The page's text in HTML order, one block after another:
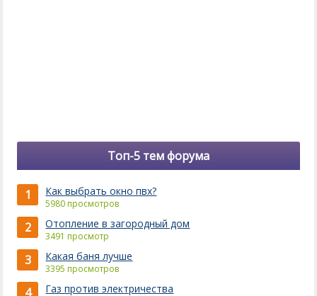
Топ-5 тем форума
1 Как выбрать окно пвх?
5980 просмотров
2 Отопление в загородный дом
3491 просмотр
3 Какая баня лучше
3395 просмотров
4 Газ против электричества